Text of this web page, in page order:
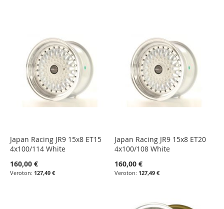
Japan Racing JR9 15x8 ET15
4x100/114 White
160,00 €
127,49 €
Japan Racing JR9 15x8 ET20
4x100/108 White
160,00 €
127,49 €